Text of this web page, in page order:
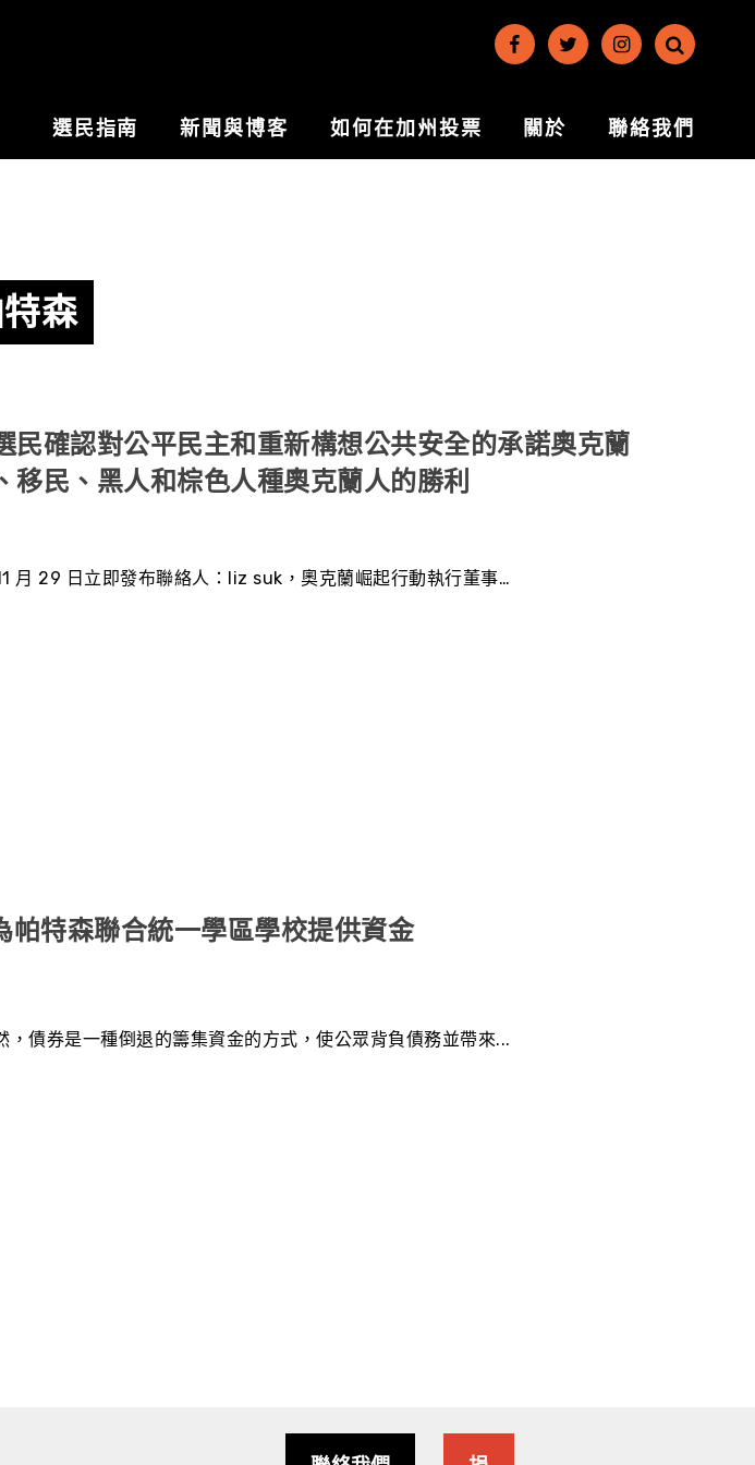
選民指南 新聞與博客 如何在加州投票 關於 聯絡我們
森
民確認對公平民主和重新構想公共安全的承諾奧克蘭
移民、黑人和棕色人種奧克蘭人的勝利
月 29 日立即發布聯絡人：liz suk，奧克蘭崛起行動執行董事…
帕特森聯合統一學區學校提供資金
債券是一種倒退的籌集資金的方式，使公眾背負債務並帶來...